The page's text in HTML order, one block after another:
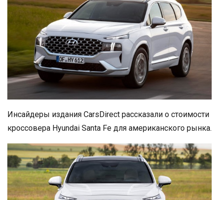
Инсайдеры издания CarsDirect рассказали о стоимости
кроссовера Hyundai Santa Fe для американского рынка.